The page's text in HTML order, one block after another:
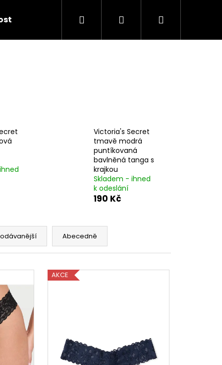
Hledat PřihlášeníNákupní
Victoria's Secret
tmavě modrá
puntíkovaná
bavlněná tanga s
krajkou
Skladem - ihned
k odeslání
190 Kč
Abecedně
AKCE